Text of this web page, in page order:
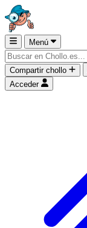
Menú
Compartir chollo
Acceder